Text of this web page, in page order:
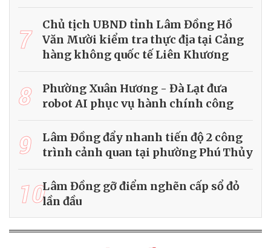
7
Chủ tịch UBND tỉnh Lâm Đồng Hồ
Văn Mười kiểm tra thực địa tại Cảng
hàng không quốc tế Liên Khương
8
Phường Xuân Hương - Đà Lạt đưa
robot AI phục vụ hành chính công
9
Lâm Đồng đẩy nhanh tiến độ 2 công
trình cảnh quan tại phường Phú Thủy
10Lâm Đồng gỡ điểm nghẽn cấp sổ đỏ
lần đầu